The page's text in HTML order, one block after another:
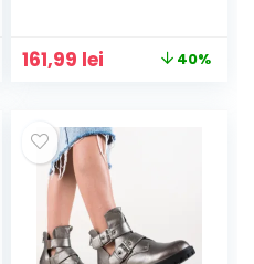
Prețul
fost:
269,99 lei.
161,99 lei Prețul
161,99 lei.
40%